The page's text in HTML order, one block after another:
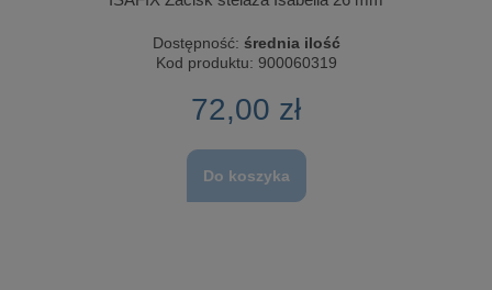
Dostępność: średnia ilość
Kod produktu: 900060319
72,00 zł
Do koszyka